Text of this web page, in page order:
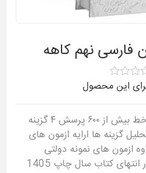
فارسی نهم کاهه
این محصول
درسنامه ی مفصل و خط به خط بیش از ۶۰۰ پرسش ۴ گزینه
گزینه ها ارایه ازمون های
ازمون های نمونه دولتی
کتاب سال چاپ 1405